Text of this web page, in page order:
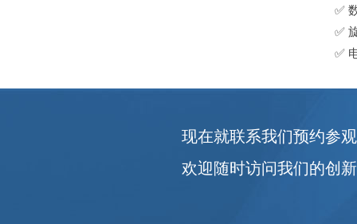
✅
✅
✅
现在就联系我们预约参观
欢迎随时访问我们的创